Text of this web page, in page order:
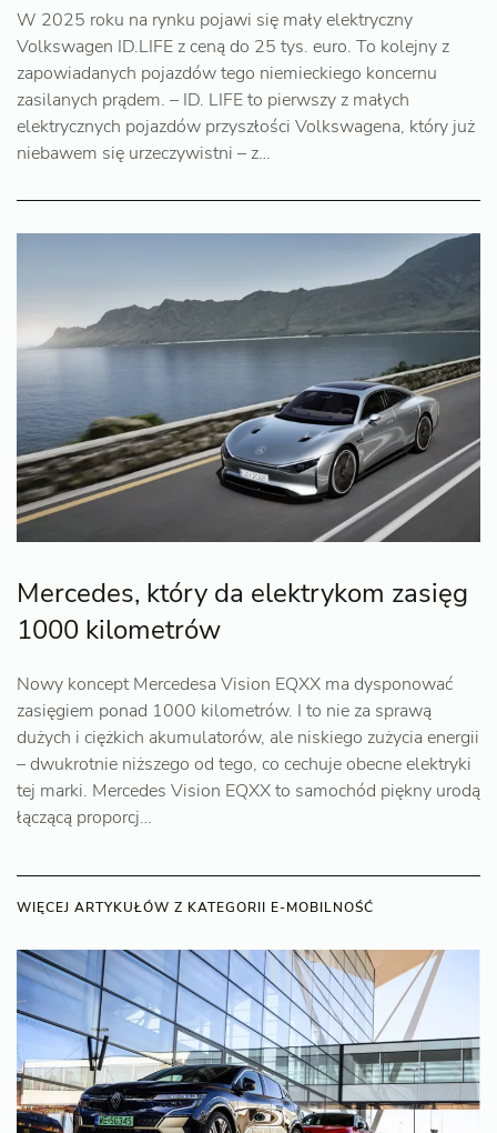
W 2025 roku na rynku pojawi się mały elektryczny
Volkswagen ID.LIFE z ceną do 25 tys. euro. To kolejny z
zapowiadanych pojazdów tego niemieckiego koncernu
zasilanych prądem. – ID. LIFE to pierwszy z małych
elektrycznych pojazdów przyszłości Volkswagena, który już
niebawem się urzeczywistni – z…
Mercedes, który da elektrykom zasięg
1000 kilometrów
Nowy koncept Mercedesa Vision EQXX ma dysponować
zasięgiem ponad 1000 kilometrów. I to nie za sprawą
dużych i ciężkich akumulatorów, ale niskiego zużycia energii
– dwukrotnie niższego od tego, co cechuje obecne elektryki
tej marki. Mercedes Vision EQXX to samochód piękny urodą
łączącą proporcj…
WIĘCEJ ARTYKUŁÓW Z KATEGORII E-MOBILNOŚĆ